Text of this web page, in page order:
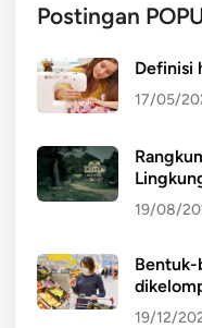
Postingan
Definisi
17/05/
19/08/
Bentuk-
19/12/